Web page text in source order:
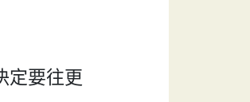
定要往更